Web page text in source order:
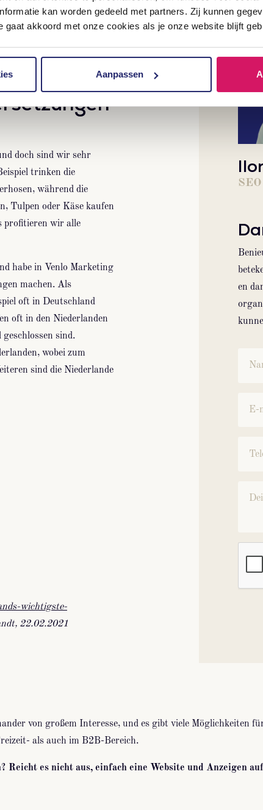
kan worden gedeeld met partners. Zij kunnen
gaat akkoord met onze cookies als je onze website blijft
Aanpassen
doch sind wir sehr
trinken die
während die
Tulpen oder Käse kaufen
profitieren wir alle
habe in Venlo Marketing
machen. Als
oft in Deutschland
oft in den Niederlanden
sind.
wobei zum
sind die Niederlande
wichtigste-
22.02.2021
en
von großem Interesse, und es gibt viele Möglichkeiten
als auch im B2B-Bereich.
Reicht es nicht aus, einfach eine Website und Anzeigen